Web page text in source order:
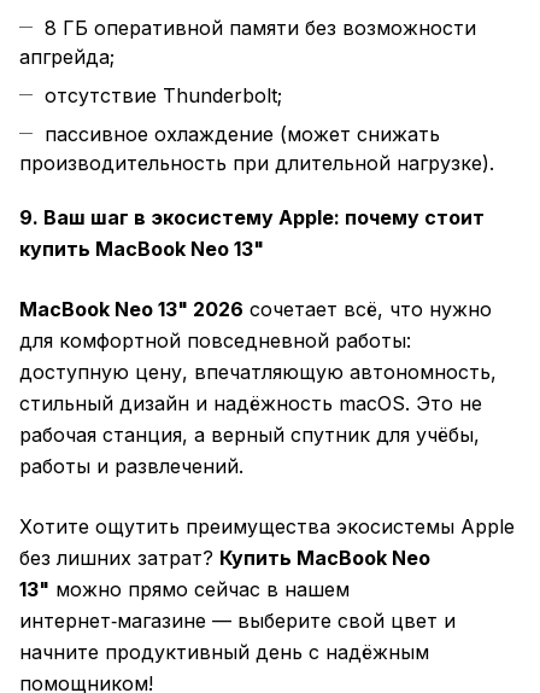
8 ГБ оперативной памяти без возможности
апгрейда;
отсутствие Thunderbolt;
пассивное охлаждение (может снижать
производительность при длительной нагрузке).
9. Ваш шаг в экосистему Apple: почему стоит
купить MacBook Neo 13"
MacBook Neo 13" 2026 сочетает всё, что нужно
для комфортной повседневной работы:
доступную цену, впечатляющую автономность,
стильный дизайн и надёжность macOS. Это не
рабочая станция, а верный спутник для учёбы,
работы и развлечений.
Хотите ощутить преимущества экосистемы Apple
без лишних затрат? Купить MacBook Neo
13" можно прямо сейчас в нашем
интернет‑магазине — выберите свой цвет и
начните продуктивный день с надёжным
помощником!